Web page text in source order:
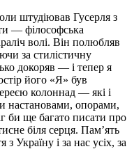
штудіював Гусерля з
— філософська
волі. Він полюбляв
за стилістичну
докоряв — і тепер я
його «Я» був
колоннад — які і
настановами, опорами,
би ще багато писати про
біля серця. Пам’ять
Україну і за нас усіх, за